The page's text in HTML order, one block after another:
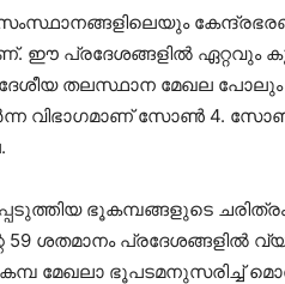
പ്രദേശങ്ങളിൽ ഏറ്റവും
തലസ്ഥാന മേഖല
വിഭാഗമാണ് സോൺ 4.
ഭൂകമ്പങ്ങളുടെ
59 ശതമാനം
മേഖലാ ഭൂപടമനുസരിച്ച്